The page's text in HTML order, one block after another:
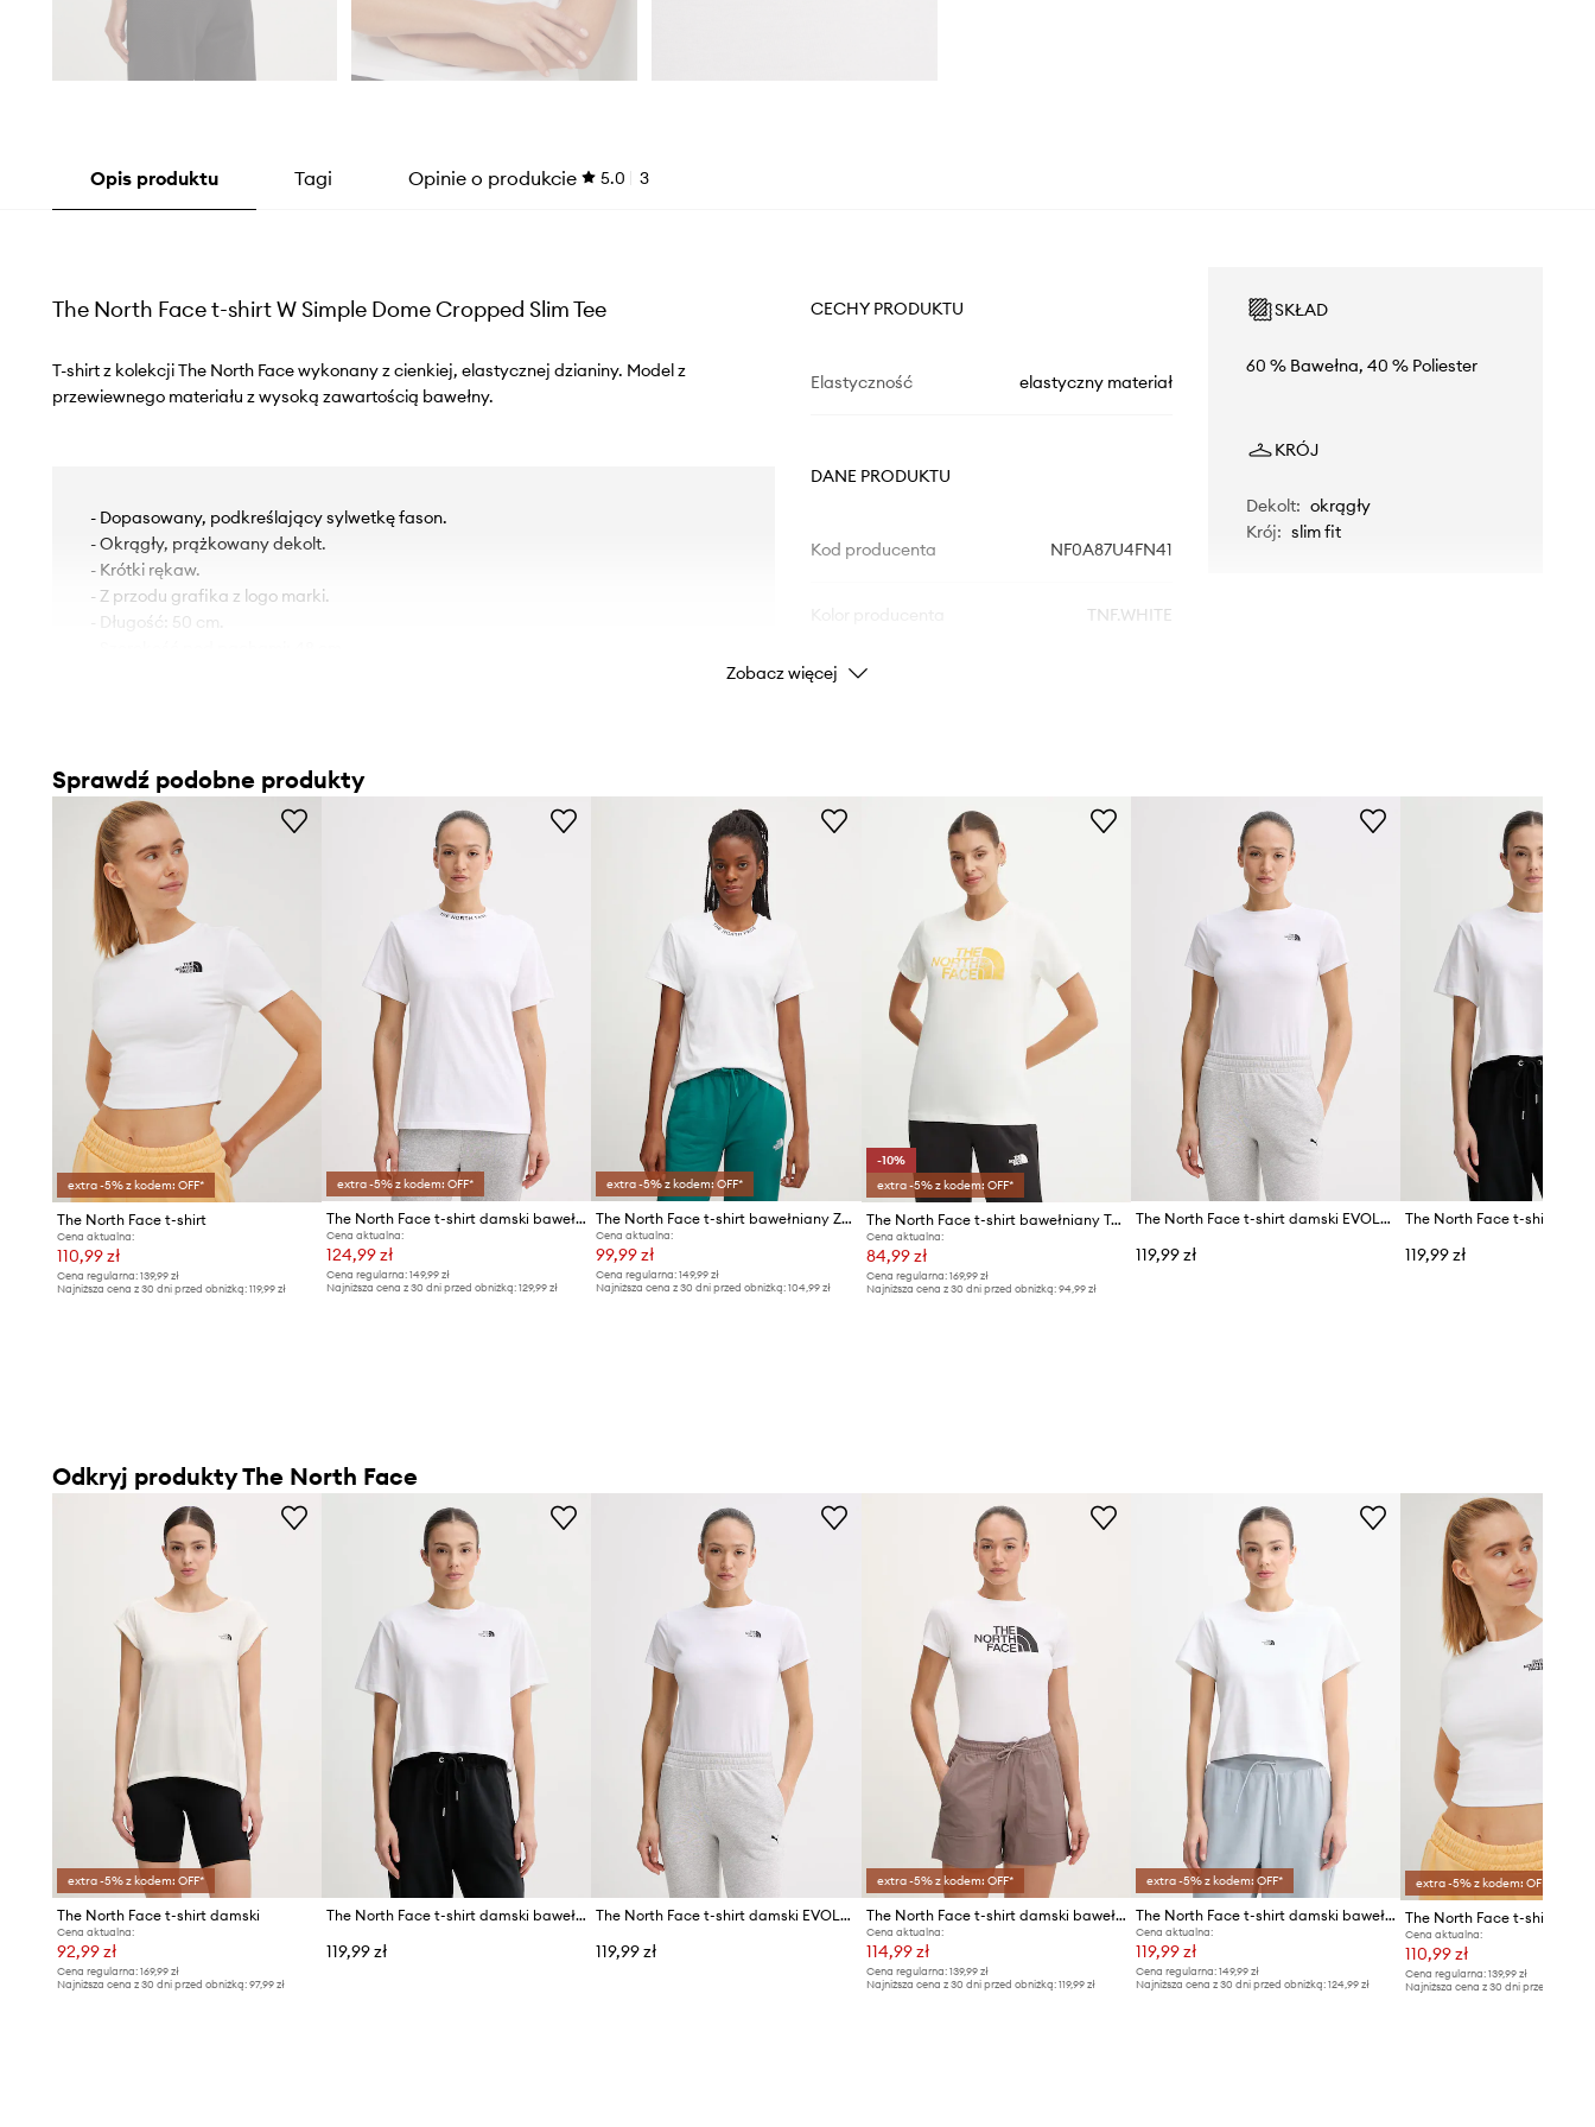
Opis produktu Tagi Opinie o produkcie 5.0 3
The North Face t-shirt W Simple Dome Cropped Slim Tee
T-shirt z kolekcji The North Face wykonany z cienkiej, elastycznej dzianiny. Model z
przewiewnego materiału z wysoką zawartością bawełny.
- Dopasowany, podkreślający sylwetkę fason.
- Okrągły, prążkowany dekolt.
- Krótki rękaw.
- Z przodu grafika z logo marki.
- Długość: 50 cm.
CECHY PRODUKTU
Elastyczność elastyczny materiał
DANE PRODUKTU
Kod producenta NF0A87U4FN41
TNF.WHITE
Kolor
ID Produktu
SKŁAD
60 % Bawełna, 40 % Poliester
KRÓJ
Dekolt: okrągły
Krój: slim fit
Zobacz więcej
Sprawdź podobne produkty
extra -5% z kodem: OFF*
The North Face t-shirt
Cena aktualna:
110,99 zł
Cena regularna: 139,99 zł
Najniższa cena z 30 dni przed obniżką: 119,99 zł
extra -5% z kodem: OFF*
The North Face t-shirt damski bawełniany ZUMU
Cena aktualna:
124,99 zł
Cena regularna:149,99 zł
Najniższa cena z 30 dni przed obniżką:129,99 zł
extra -5% z kodem: OFF*
The North Face t-shirt bawełniany Zumu S/S Tee
Cena aktualna:
99,99 zł
Cena regularna: 149,99 zł
Najniższa cena z 30 dni przed obniżką: 104,99 zł
-10%
extra -5% z kodem: OFF*
The North Face t-shirt bawełniany Tee -Seasonal Logo Pack
Cena aktualna:
84,99 zł
Cena regularna: 169,99 zł
Najniższa cena z 30 dni przed obniżką: 94,99 zł
The North Face t-shirt damski EVOLUTION
119,99 zł 119,99 zł
Odkryj produkty The North Face
extra -5% z kodem: OFF*
The North Face t-shirt damski
Cena aktualna:
92,99 zł
Cena regularna: 169,99 zł
Najniższa cena z 30 dni przed obniżką: 97,99 zł
The North Face t-shirt damski bawełniany Evolution Simple Dome
119,99 zł
The North Face t-shirt damski EVOLUTION
119,99 zł
extra -5% z kodem: OFF*
The North Face t-shirt damski bawełniany EVOLUTION
Cena aktualna:
114,99 zł
Cena regularna: 139,99 zł
Najniższa cena z 30 dni przed obniżką: 119,99 zł
extra -5% z kodem: OFF*
The North Face t-shirt damski bawełniany ESSENTIAL
Cena aktualna:
119,99 zł
Cena regularna:149,99 zł
Najniższa cena z 30 dni przed obniżką:124,99 zł
extra -5% z kodem: OFF*
The North Face t-shirt
Cena aktualna:
110,99 zł
Cena regularna: 139,99 zł
Najniższa cena z 30 dni przed obniżką: